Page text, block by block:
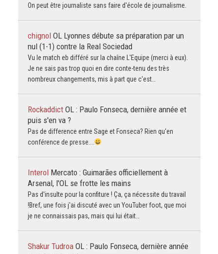
On peut être journaliste sans faire d'école de journalisme.
chignol OL Lyonnes débute sa préparation par un
nul (1-1) contre la Real Sociedad
Vu le match eb différé sur la chaîne L'Equipe (merci à eux).
Je ne sais pas trop quoi en dire conte-tenu des très
nombreux changements, mis à part que c'est…
Rockaddict OL : Paulo Fonseca, dernière année et
puis s'en va ?
Pas de difference entre Sage et Fonseca? Rien qu'en
conférence de presse....
Interol Mercato : Guimarães officiellement à
Arsenal, l'OL se frotte les mains
Pas d'insulte pour la confiture ! Ça, ça nécessite du travail
!Bref, une fois j'ai discuté avec un YouTuber foot, que moi
je ne connaissais pas, mais qui lui était…
Shakur Tudroa OL : Paulo Fonseca, dernière année